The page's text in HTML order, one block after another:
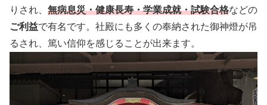
りされ、 無病息災・健康長寿・学業成就・試験合格などの
ご利益で有名です。社殿にも多くの奉納された御神燈が吊
るされ、篤い信仰を感じることが出来ます。